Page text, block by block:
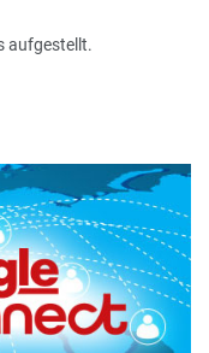
aufgestellt.